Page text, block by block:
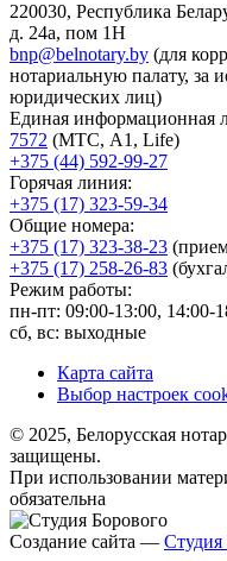
220030, Республика
д. 24а, пом 1Н
bnp@belnotary.by (для
нотариальную палату, за
юридических лиц)
Единая информационная
7572 (МТС, A1, Life)
+375 (44) 592-99-27
Горячая линия:
+375 (17) 323-59-34
Общие номера:
+375 (17) 323-38-23
+375 (17) 258-26-83
Режим работы:
пн-пт: 09:00-13:00, 14:00-
сб, вс: выходные
Карта сайта
Выбор настроек
© 2025, Белорусская
защищены.
При использовании
обязательна
Создание сайта — Студия